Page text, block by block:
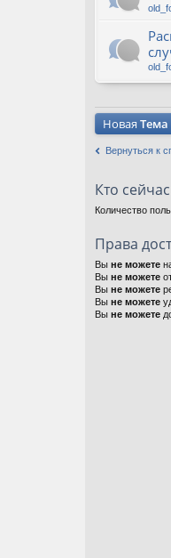
Новая Тема
Вернуться к
Кто
Количество
Права
Вы не можете
Вы не можете
Вы не можете
Вы не можете
Вы не можете